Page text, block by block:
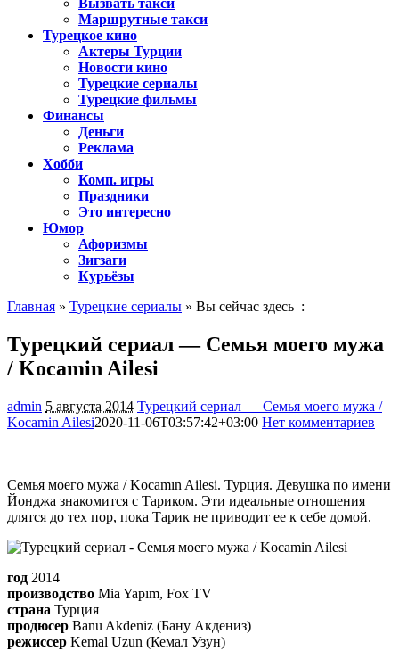
Вызвать такси
Маршрутные такси
Турецкое кино
Актеры Турции
Новости кино
Турецкие сериалы
Турецкие фильмы
Финансы
Деньги
Реклама
Хобби
Комп. игры
Праздники
Это интересно
Юмор
Афоризмы
Зигзаги
Курьёзы
Главная » Турецкие сериалы » Вы сейчас здесь :
Турецкий сериал — Семья моего мужа
/ Kocamin Ailesi
admin 5 августа 2014 Турецкий сериал — Семья моего мужа /
Kocamin Ailesi2020-11-06T03:57:42+03:00 Нет комментариев
Семья моего мужа / Kocamın Ailesi. Турция. Девушка по имени
Йонджа знакомится с Тариком. Эти идеальные отношения
длятся до тех пор, пока Тарик не приводит ее к себе домой.
год 2014
производство Mia Yapım, Fox TV
страна Турция
продюсер Banu Akdeniz (Бану Акдениз)
режиссер Kemal Uzun (Кемал Узун)